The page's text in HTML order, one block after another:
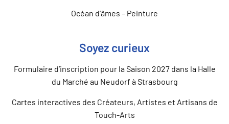
Océan d’âmes – Peinture
Soyez curieux
Formulaire d’inscription pour la Saison 2027 dans la Halle
du Marché au Neudorf à Strasbourg
Cartes interactives des Créateurs, Artistes et Artisans de
Touch-Arts